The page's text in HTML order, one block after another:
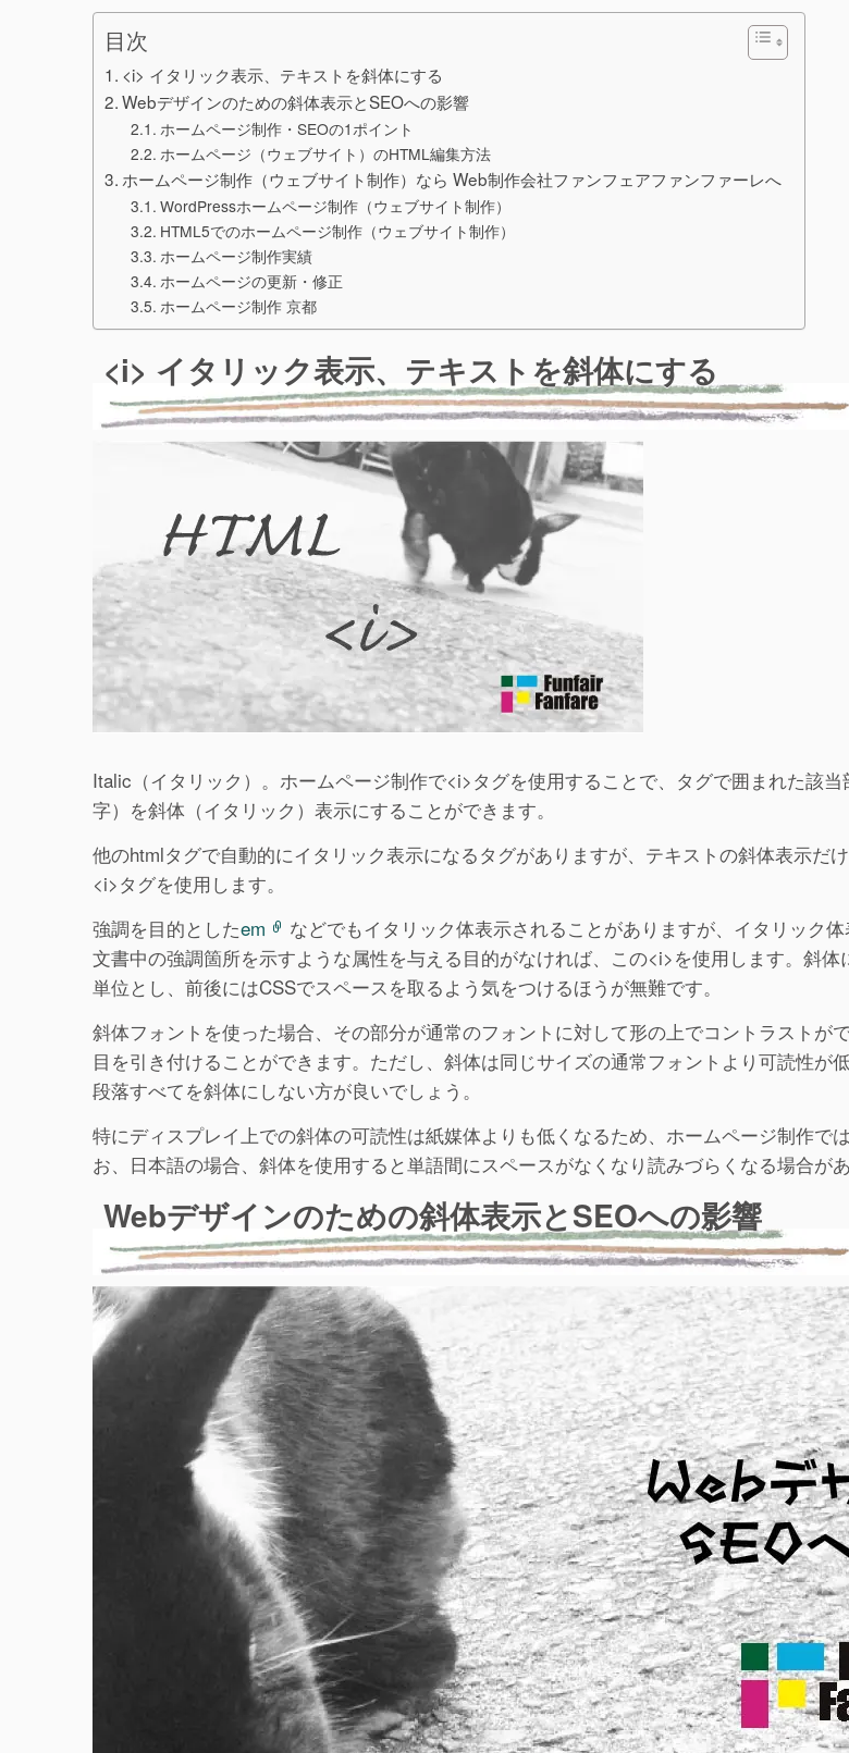
目次
<i> イタリック表示、テキストを斜体にする
Webデザインのための斜体表示とSEOへの影響
ホームページ制作・SEOの1ポイント
ホームページ（ウェブサイト）のHTML編集方法
ホームページ制作（ウェブサイト制作）なら Web制作会社ファンフェアファンファーレへ
WordPressホームページ制作（ウェブサイト制作）
HTML5でのホームページ制作（ウェブサイト制作）
ホームページ制作実績
ホームページの更新・修正
ホームページ制作 京都
<i> イタリック表示、テキストを斜体にする
Italic（イタリック）。ホームページ制作で<i>タグを使用することで、タグで囲まれた該
字）を斜体（イタリック）表示にすることができます。
他のhtmlタグで自動的にイタリック表示になるタグがありますが、テキストの斜体表示だ
<i>タグを使用します。
強調を目的としたem
などでもイタリック体表示されることがありますが、イタリック体
文書中の強調箇所を示すような属性を与える目的がなければ、この<i>を使用します。斜
単位とし、前後にはCSSでスペースを取るよう気をつけるほうが無難です。
斜体フォントを使った場合、その部分が通常のフォントに対して形の上でコントラストが
目を引き付けることができます。ただし、斜体は同じサイズの通常フォントより可読性が
段落すべてを斜体にしない方が良いでしょう。
特にディスプレイ上での斜体の可読性は紙媒体よりも低くなるため、ホームページ制作で
お、日本語の場合、斜体を使用すると単語間にスペースがなくなり読みづらくなる場合があ
Webデザインのための斜体表示とSEOへの影響